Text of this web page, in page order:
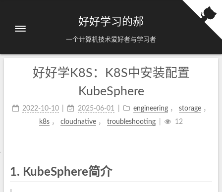
好好学习的郝
一个计算机技术爱好者与学习者
好好学K8S：K8S中安装配置
KubeSphere
2022-10-10 2025-06-01 engineering， storage，
k8s ，cloudnative ，troubleshooting 12
1. KubeSphere简介